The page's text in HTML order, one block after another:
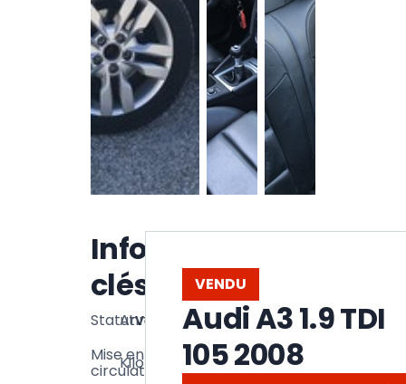
Voir la
Informations
clés
StatutVendu
Année 2008
Mise en
circulation 09/2008
Kilométrage
154
600
VENDU
Audi A3 1.9 TDI
105 2008